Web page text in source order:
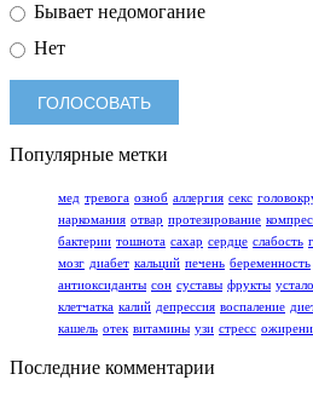
Бывает недомогание
Нет
Популярные метки
мед тревога озноб аллергия секс
наркомания отвар протезирование
бактерии тошнота сахар сердце слабость
мозг диабет кальций печень беременность
антиоксиданты сон суставы фрукты
клетчатка калий депрессия воспаление
кашель отек витамины узи стресс
Последние комментарии